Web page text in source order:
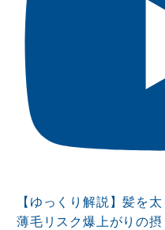
【ゆっくり解説】髪を
薄毛リスク爆上がりの